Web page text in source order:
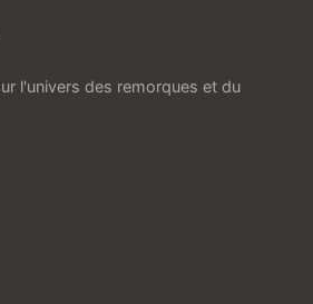
l'univers des remorques et du